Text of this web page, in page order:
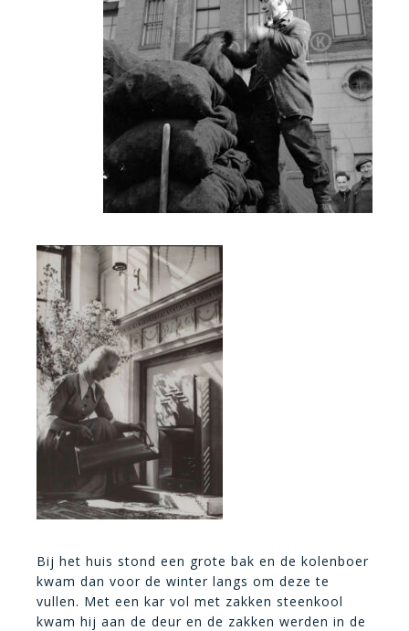
Bij het huis stond een grote bak en de kolenboer
kwam dan voor de winter langs om deze te
vullen. Met een kar vol met zakken steenkool
kwam hij aan de deur en de zakken werden in de